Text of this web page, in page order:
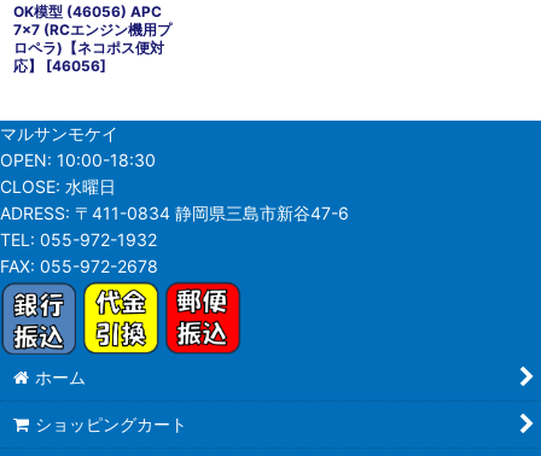
OK模型 (46056) APC
7x7 (RCエンジン機用プ
ロペラ)【ネコポス便対
応】 [46056]
マルサンモケイ
OPEN: 10:00-18:30
CLOSE: 水曜日
ADRESS: 〒411-0834 静岡県三島市新谷47-6
TEL: 055-972-1932
FAX: 055-972-2678
ホーム
ショッピングカート